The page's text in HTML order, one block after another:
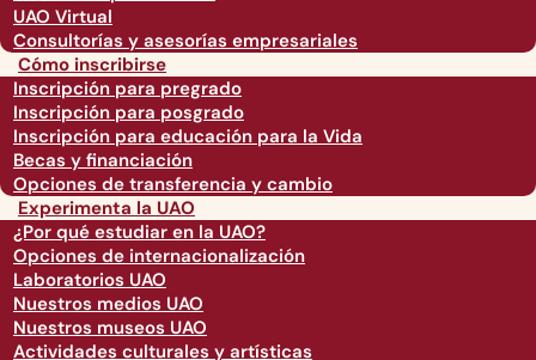
UAO Virtual
Consultorías y asesorías empresariales
Cómo inscribirse
Inscripción para pregrado
Inscripción para posgrado
Inscripción para educación para la Vida
Becas y financiación
Opciones de transferencia y cambio
Experimenta la UAO
¿Por qué estudiar en la UAO?
Opciones de internacionalización
Laboratorios UAO
Nuestros medios UAO
Nuestros museos UAO
Actividades culturales y artísticas